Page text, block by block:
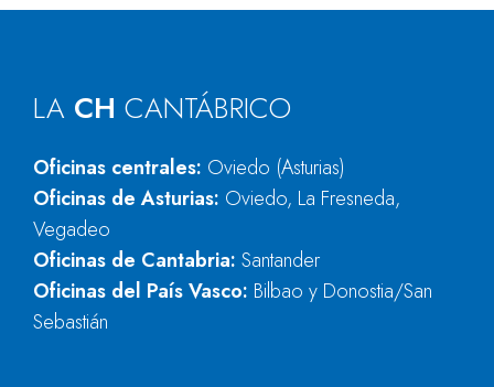
LA CH CANTÁBRICO
Oficinas centrales: Oviedo (Asturias)
Oficinas de Asturias: Oviedo, La Fresneda,
Vegadeo
Oficinas de Cantabria: Santander
Oficinas del País Vasco: Bilbao y Donostia/San
Sebastián